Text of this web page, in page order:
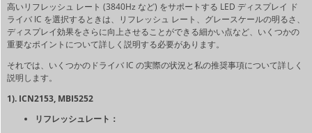
高いリフレッシュ レート (3840Hz など) をサポートする LED ディスプレイ ド
ライバ IC を選択するときは、リフレッシュ レート、グレースケールの明るさ、
ディスプレイ効果をさらに向上させることができる細かい点など、いくつかの
重要なポイントについて詳しく説明する必要があります。
それでは、いくつかのドライバ IC の実際の状況と私の推奨事項について詳しく
説明します。
1). ICN2153, MBI5252
リフレッシュレート：